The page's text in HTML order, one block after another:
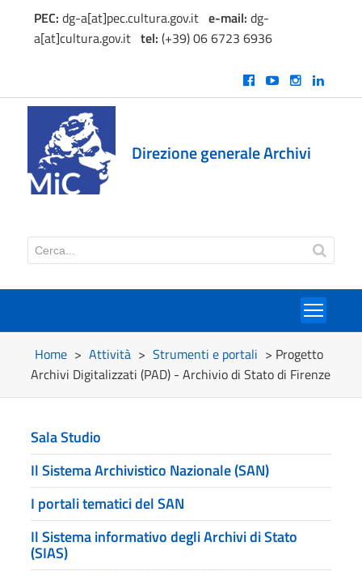
PEC: dg-a[at]pec.cultura.gov.ite-mail: dg-
a[at]cultura.gov.ittel: (+39) 06 6723 6936
Direzione generale Archivi
Home > Attività > Strumenti e portali > Progetto
Archivi Digitalizzati (PAD) - Archivio di Stato di Firenze
Sala Studio
Il Sistema Archivistico Nazionale (SAN)
I portali tematici del SAN
Il Sistema informativo degli Archivi di Stato
(SIAS)